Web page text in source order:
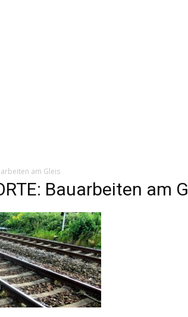
am Gleis
Bauarbeiten am